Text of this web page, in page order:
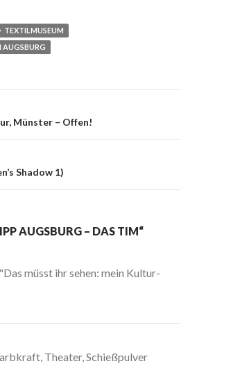
TEXTILMUSEUM
AUGSBURG
Münster – Offen!
Shadow 1)
AUGSBURG – DAS TIM“
müsst ihr sehen: mein Kultur-
Theater, Schießpulver